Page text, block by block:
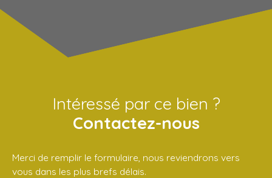
Intéressé par ce bien ?
Contactez-nous
Merci de remplir le formulaire, nous reviendrons vers
vous dans les plus brefs délais.